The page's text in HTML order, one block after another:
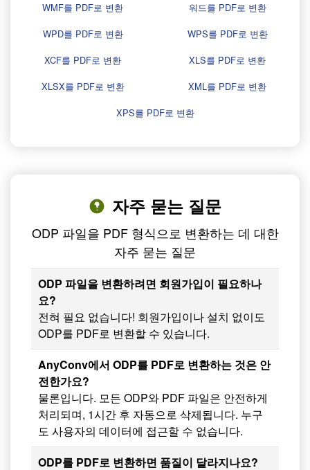
WMF를 PDF로 변환
워드를 PDF로 변환
WPD를 PDF로 변환
WPS를 PDF로 변환
XCF를 PDF로 변환
XLS를 PDF로 변환
XLSX를 PDF로 변환
XML를 PDF로 변환
XPS를 PDF로 변환
자주 묻는 질문
ODP 파일을 PDF 형식으로 변환하는 데 대한
자주 묻는 질문
ODP 파일을 변환하려면 회원가입이 필요하나
요?
전혀 필요 없습니다! 회원가입이나 설치 없이도
ODP를 PDF로 변환할 수 있습니다.
AnyConv에서 ODP를 PDF로 변환하는 것은 안
전한가요?
물론입니다. 모든 ODP와 PDF 파일은 안전하게
처리되며, 1시간 후 자동으로 삭제됩니다. 누구
도 사용자의 데이터에 접근할 수 없습니다.
ODP를 PDF로 변환하면 품질이 달라지나요?